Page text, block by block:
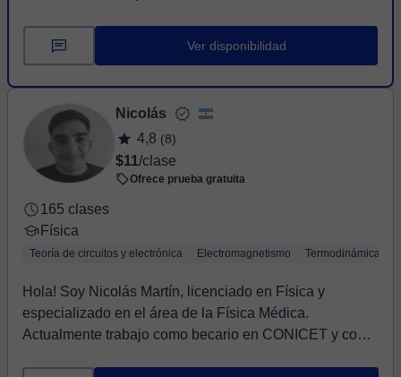
Ver disponibilidad
Nicolás
4,8 (8)
$11/clase
Ofrece prueba gratuita
165 clases
Física
Teoría de circuitos y electrónica Electromagnetismo Termodinámica
Hola! Soy Nicolás Martín, licenciado en Física y
especializado en el área de la Física Médica.
Actualmente trabajo como becario en CONICET y como